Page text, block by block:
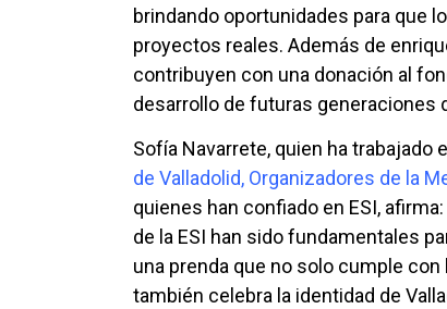
brindando oportunidades para que
proyectos reales. Además de
contribuyen con una donación al
desarrollo de futuras generaciones
Sofía Navarrete, quien ha
de Valladolid, Organizadores de la
quienes han confiado en ESI,
de la ESI han sido fundamentales
una prenda que no solo cumple
también celebra la identidad de